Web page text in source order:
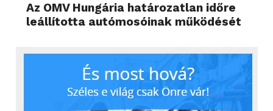
Az OMV Hungária határozatlan időre
leállította autómosóinak működését